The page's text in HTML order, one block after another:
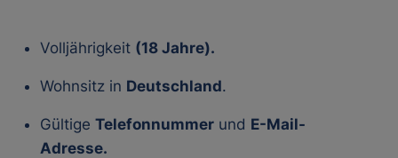
Volljährigkeit (18 Jahre).
Wohnsitz in Deutschland.
Gültige Telefonnummer und E-Mail-
Adresse.